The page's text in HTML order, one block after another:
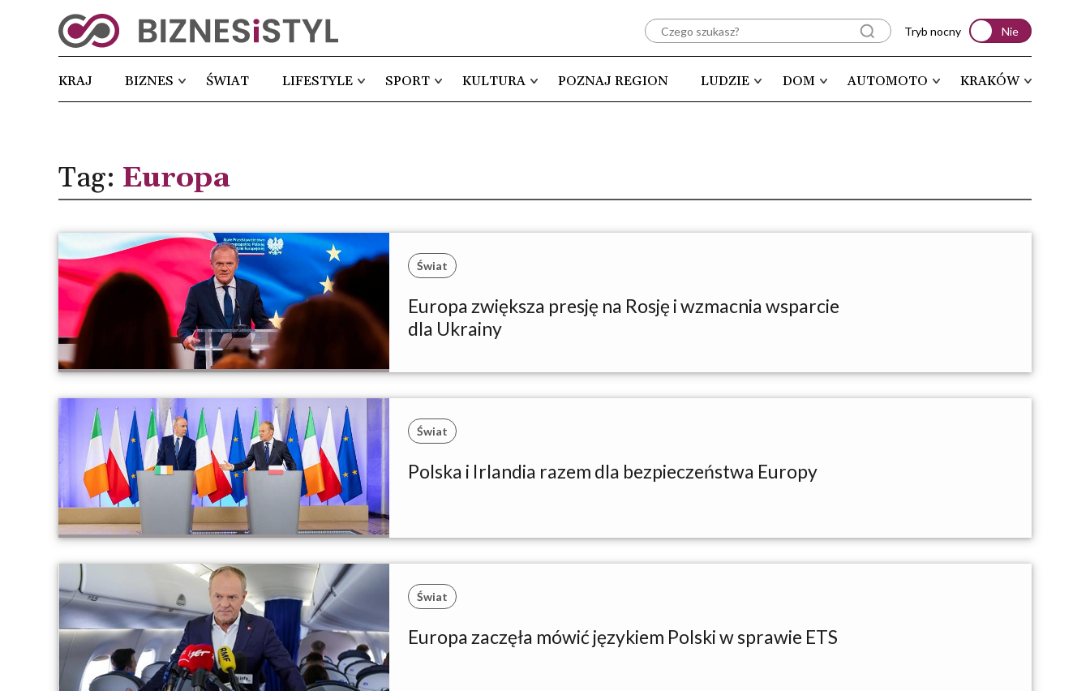
Tryb nocny Nie
KRAJ BIZNES ŚWIAT LIFESTYLE SPORT KULTURA POZNAJ REGION LUDZIE DOM AUTOMOTO KRAKÓW
Tag: Europa
Świat
Europa zwiększa presję na Rosję i wzmacnia wsparcie
dla Ukrainy
Świat
Polska i Irlandia razem dla bezpieczeństwa Europy
Świat
Europa zaczęła mówić językiem Polski w sprawie ETS